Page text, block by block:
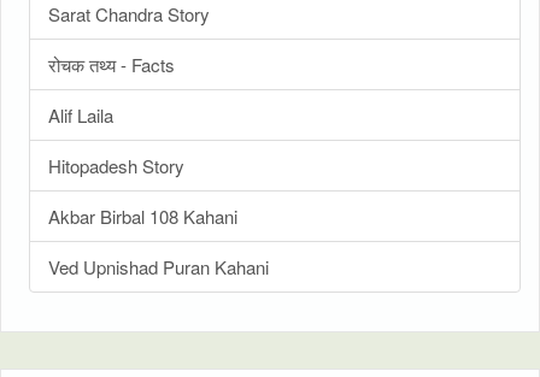
Sarat Chandra Story
रोचक तथ्य - Facts
Alif Laila
Hitopadesh Story
Akbar Birbal 108 Kahani
Ved Upnishad Puran Kahani